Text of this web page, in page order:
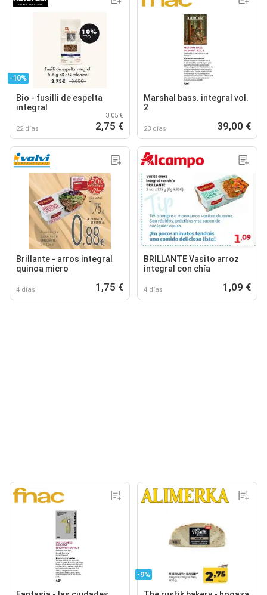
-10%
Bio - fusilli de espelta
integral
22 días
3,05 €
2,75 €
Marshal bass. integral vol.
2
23 días 39,00 €
Brillante - arros integral
quinoa micro
4 días 1,75 €
BRILLANTE Vasito arroz
integral con chía
4 días 1,09 €
-9%